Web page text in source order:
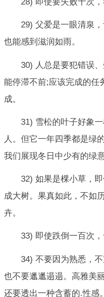
29) 父爱是一眼清泉
也能感到滋润如雨。
30) 人总是要犯错误
能停滞不前;应该完成的任
成。
31) 雪松的叶子好象
人。但它一年四季都是绿
我们展现冬日中少有的绿
32) 如果是棵小草，
成大树。果真如此，不如
卉。
33) 即使跌倒一百次
34) 不要因为熟悉，
也不要邋邋遢遢。高雅美
还要透出一种含蓄的.性感。